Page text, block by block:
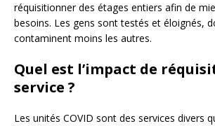
réquisitionner des étages entiers afin de
besoins. Les gens sont testés et éloignés,
contaminent moins les autres.
Quel est l’impact de
service ?
Les unités COVID sont des services divers